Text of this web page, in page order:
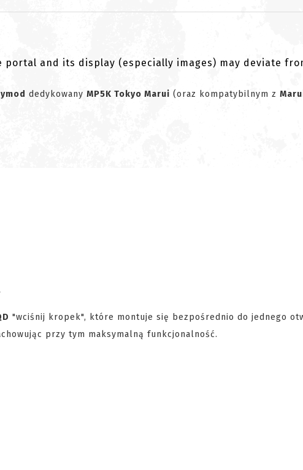
and its display (especially images) may deviate
dedykowany MP5K Tokyo Marui (oraz kompatybilnym z
"wciśnij kropek", które montuje się bezpośrednio do jednego
przy tym maksymalną funkcjonalność.